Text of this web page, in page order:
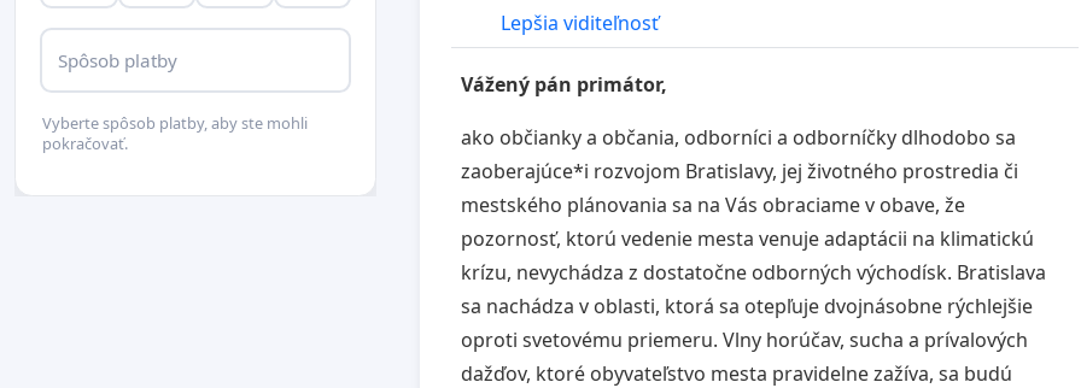
Lepšia viditeľnosť
Vážený pán primátor,
ako občianky a občania, odborníci a odborníčky dlhodobo sa
zaoberajúce*i rozvojom Bratislavy, jej životného prostredia či
mestského plánovania sa na Vás obraciame v obave, že
pozornosť, ktorú vedenie mesta venuje adaptácii na klimatickú
krízu, nevychádza z dostatočne odborných východísk. Bratislava
sa nachádza v oblasti, ktorá sa otepľuje dvojnásobne rýchlejšie
oproti svetovému priemeru. Vlny horúčav, sucha a prívalových
dažďov, ktoré obyvateľstvo mesta pravidelne zažíva, sa budú
Spôsob platby
Vyberte spôsob platby, aby ste mohli
pokračovať.